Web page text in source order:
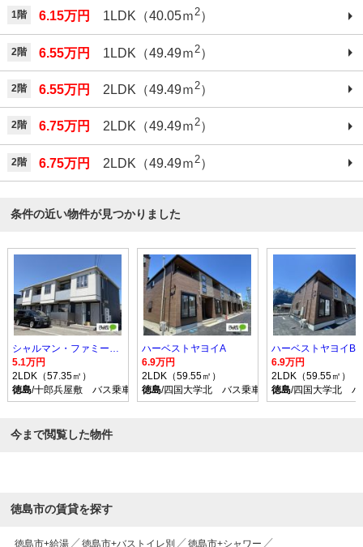
1階 6.15万円 1LDK（40.05ｍ2）
2階 6.55万円 1LDK（49.49ｍ 2）
2階 6.55万円 2LDK（49.49ｍ 2）
2階 6.75万円 2LDK（49.49ｍ2）
2階 6.75万円 2LDK（49.49ｍ 2）
条件の近い物件が見つかりました
シャルマン・ファミーユ１
5.1万円
2LDK（57.35㎡）
徳島/十郎兵屋敷 バス乗車時間21分 停歩2分
ハーベストヤヨイA
6.9万円
2LDK（59.55㎡）
徳島/四国大学北 バス乗車時間21分 停歩3分
ハーベストヤヨイB
6.9万円
2LDK（59.55㎡）
徳島/四国大学北
今まで閲覧した物件
徳島市の賃貸を探す
徳島市+給湯 徳島市+バストイレ別
徳島市+シャワー